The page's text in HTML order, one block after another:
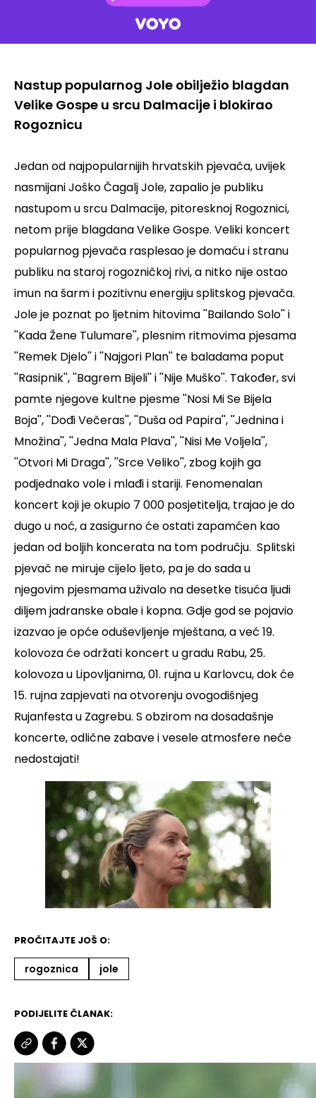
Nastup popularnog Jole obilježio blagdan
Velike Gospe u srcu Dalmacije i blokirao
Rogoznicu
Jedan od najpopularnijih hrvatskih pjevača, uvijek
nasmijani Joško Čagalj Jole, zapalio je publiku
nastupom u srcu Dalmacije, pitoresknoj Rogoznici,
netom prije blagdana Velike Gospe. Veliki koncert
popularnog pjevača rasplesao je domaću i stranu
publiku na staroj rogozničkoj rivi, a nitko nije ostao
imun na šarm i pozitivnu energiju splitskog pjevača.
Jole je poznat po ljetnim hitovima ''Bailando Solo'' i
''Kada Žene Tulumare'', plesnim ritmovima pjesama
''Remek Djelo'' i ''Najgori Plan'' te baladama poput
''Rasipnik'', ''Bagrem Bijeli'' i ''Nije Muško''. Također, svi
pamte njegove kultne pjesme ''Nosi Mi Se Bijela
Boja'', ''Dođi Večeras'', ''Duša od Papira'', ''Jednina i
Množina'', ''Jedna Mala Plava'', ''Nisi Me Voljela'',
''Otvori Mi Draga'', ''Srce Veliko'', zbog kojih ga
podjednako vole i mlađi i stariji. Fenomenalan
koncert koji je okupio 7 000 posjetitelja, trajao je do
dugo u noć, a zasigurno će ostati zapamćen kao
jedan od boljih koncerata na tom području. Splitski
pjevač ne miruje cijelo ljeto, pa je do sada u
njegovim pjesmama uživalo na desetke tisuća ljudi
diljem jadranske obale i kopna. Gdje god se pojavio
izazvao je opće oduševljenje mještana, a već 19.
kolovoza će održati koncert u gradu Rabu, 25.
kolovoza u Lipovljanima, 01. rujna u Karlovcu, dok će
15. rujna zapjevati na otvorenju ovogodišnjeg
Rujanfesta u Zagrebu. S obzirom na dosadašnje
koncerte, odlične zabave i vesele atmosfere neće
nedostajati!
PROČITAJTE JOŠ O:
rogoznica jole
PODIJELITE ČLANAK: